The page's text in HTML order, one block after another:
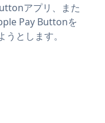
アプリ、また
Pay Buttonを
とします。